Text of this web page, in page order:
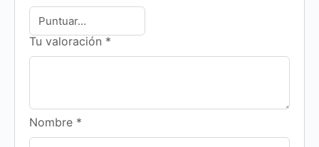
Tu valoración *
Nombre *